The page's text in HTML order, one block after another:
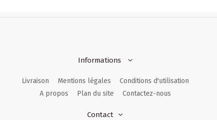
Informations
Livraison Mentions légales
Conditions d'utilisation
A propos
Plan du site Contactez-nous
Contact